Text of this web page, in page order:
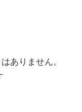
ありません。